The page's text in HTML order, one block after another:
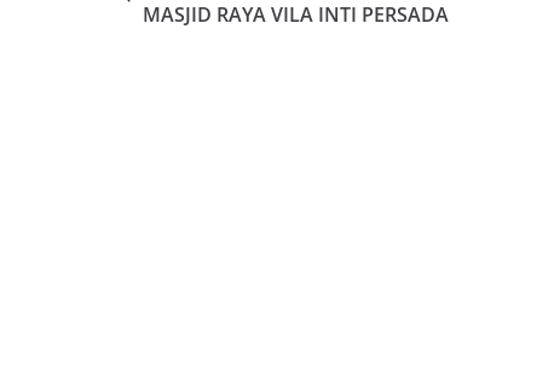
MASJID RAYA VILA INTI PERSADA